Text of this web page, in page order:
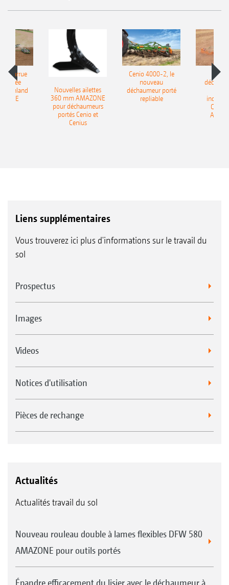
charrue
portée
Onland
Nouvelles ailettes
360 mm AMAZONE
pour déchaumeurs
portés Cenio et
Cenius
Cenio 4000-2, le
nouveau
déchaumeur porté
repliable
Liens supplémentaires
Vous trouverez ici plus d'informations sur le travail du
sol
Prospectus
Images
Videos
Notices d'utilisation
Pièces de rechange
Actualités
Actualités travail du sol
Nouveau rouleau double à lames flexibles DFW 580
AMAZONE pour outils portés
Épandre efficacement du lisier avec le déchaumeur à